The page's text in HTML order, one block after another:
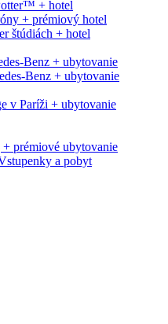
+ hotel
+ prémiový hotel
štúdiách + hotel
Benz + ubytovanie
Benz + ubytovanie
v Paríži + ubytovanie
prémiové ubytovanie
a pobyt